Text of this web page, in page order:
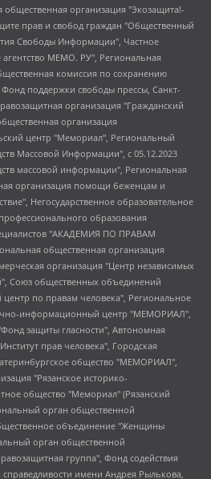
24.02.2020), Великовский Дмитрий Александрович, Долинина Ирина Николаевна, Мароховская Алеся Алексеевна, Шлейнов Роман Юрьевич, Шмагун Олеся Валентиновна, Общество с ограниченной ответственностью "Альтаир 2021", Общество с ограниченной ответственностью "Вега 2021", Общество с ограниченной ответственностью "Главный редактор 2021", Общество с ограниченной ответственностью "Ромашки монолит", Важенков Артем Валерьевич, Ивановская областная общественная организация "Центр гендерных исследований", Гурман Юрий Альбертович, Медиапроект "ОВД-Инфо", Егоров Владимир Владимирович, Жилинский Владимир Александрович, Общество с ограниченной ответственностью "ЗП", Иванова София Юрьевна, Карезина Инна Павловна, Кильтау Екатерина Викторовна, Петров Алексей Викторович, Пискунов Сергей Евгеньевич, Смирнов Сергей Сергеевич, Тихонов Михаил Сергеевич, Общество с ограниченной ответственностью "ЖУРНАЛИСТ-ИНОСТРАННЫЙ АГЕНТ", Арапова Галина Юрьевна, Вольтская Татьяна Анатольевна, Американская компания "Mason G.E.S. Anonymous Foundation" (США), являющаяся владельцем интернет-издания https://mnews.world/, Компания "Stichting Bellingcat", зарегистрированная в Нидерландах (дата регистрации 11.07.2018), Захаров Андрей Вячеславович, Клепиковская Екатерина Дмитриевна, Общество с ограниченной ответственностью "МЕМО", Перл Роман Александрович, Симонов Евгений Алексеевич, Соловьева Елена Анатольевна, Сотников Даниил Владимирович, Сурначева Елизавета Дмитриевна, Автономная некоммерческая организация по защите прав человека и информированию населения "Якутия – Наше Мнение", Общество с ограниченной ответственностью "Москоу диджитал медиа", с 26.01.2023 Общество с ограниченной ответственностью "Чайка Белые сады", Ветошкина Валерия Валерьевна, Заговора Максим Александрович, Межрегиональное общественное движение "Российская ЛГБТ - сеть", Оленичев Максим Владимирович, Павлов Иван Юрьевич, Скворцова Елена Сергеевна, Общество с ограниченной ответственностью "Как бы инагент", Кочетков Игорь Викторович, Общество с ограниченной ответственностью "Честные выборы", Еланчик Олег Александрович, Общество с ограниченной ответственностью "Нобелевский призыв", Гималова Регина Эмилевна, Григорьев Андрей Валерьевич, Григорьева Алина Александровна, Ассоциация по содействию защите прав призывников, альтернативнослужащих и военнослужащих "Правозащитная группа "Гражданин.Армия.Право", Хисамова Регина Фаритовна, Автономная некоммерческая организация по реализации социально-правовых программ "Лилит", Дальневосточное общественное движение "Маяк", Санкт-Петербургская ЛГБТ-инициативная группа "Выход", Инициативная группа ЛГБТ+ "Реверс", Алексеев Андрей Викторович, Бекбулатова Таисия Львовна, Беляев Иван Михайлович, Владыкина Елена Сергеевна, Гельман Марат Александрович, Никульшина Вероника Юрьевна, Толоконникова Надежда Андреевна, Шендерович Виктор Анатольевич, Общество с ограниченной ответственностью "Данное сообщение", Общество с ограниченной ответственностью Издательский дом "Новая глава", Айнбиндер Александра Александровна, Московский комьюнити-центр для ЛГБТ+инициатив, Благотворительный фонд развития филантропии, Deutsche Welle (Германия, Kurt-Schumacher-Strasse 3, 53113 Bonn), Борзунова Мария Михайловна, Воробьев Виктор Викторович, Голубева Анна Львовна, Константинова Алла Михайловна, Малкова Ирина Владимировна, Мурадов Мурад Абдулгалимович, Осетинская Елизавета Николаевна, Понасенков Евгений Николаевич, Ганапольский Матвей Юрьевич, Киселев Евгений Алексеевич, Борухович Ирина Григорьевна, Дремин Иван Тимофеевич, Дубровский Дмитрий Викторович, Красноярская региональная общественная организация поддержки и развития альтернативных образовательных технологий и межкультурных коммуникаций "ИНТЕРРА", Маяковская Екатерина Алексеевна, Фейгин Марк Захарович, Филимонов Андрей Викторович, Дзугкоева Регина Николаевна, Доброхотов Роман Александрович, Дудь Юрий Александрович, Елкин Сергей Владимирович, Кругликов Кирилл Игоревич, Сабунаева Мария Леонидовна, Семенов Алексей Владимирович, Шаинян Карен Багратович, Шульман Екатерина Михайловна, Асафьев Артур Валерьевич, Вахштайн Виктор Семенович, Венедиктов Алексей Алексеевич, Лушникова Екатерина Евгеньевна, Волков Леонид Михайлович, Невзоров Александр Глебович, Пархоменко Сергей Борисович, Сироткин Ярослав Николаевич, Кара-Мурза Владимир Владимирович, Баранова Наталья Владимировна, Гозман Леонид Яковлевич, Кагарлицкий Борис Юльевич, Климарев Михаил Валерьевич, Милов Владимир Станиславович, Автономная некоммерческая организация Краснодарский центр современного искусства "Типография", Моргенштерн Алишер Тагирович, Соболь Любовь Эдуардовна, Общество с ограниченной ответственностью "ЛИЗА НОРМ", Каспаров Гарри Кимович, Ходорковский Михаил Борисович, Общество с ограниченной ответственностью "Апрельские тезисы", Данилович Ирина Брониславовна, Кашин Олег Владимирович, Петров Николай Владимирович, Пивоваров Алексей Владимирович, Соколов Михаил Владимирович, Цветкова Юлия Владимировна, Чичваркин Евгений Александрович, Комитет против пыток/Команда против пыток, Общество с ограниченной ответственностью "Первый научный", Общество с ограниченной ответственностью "Вертолет и ко", Белоцерковская Вероника Борисовна, Кац Максим Евгеньевич, Лазарева Татьяна Юрьевна, Шаведдинов Руслан Табризович, Яшин Илья Валерьевич, Общество с ограниченной ответственностью "Иноагент ААВ", Алешковский Дмитрий Петрович, Альбац Евгения Марковна, Быков Дмитрий Львович, Галямина Юлия Евгеньевна, Лойко Сергей Леонидович, Мартынов Кирилл Константинович, Медведев Сергей Александрович, Крашенинников Федор Геннадиевич, Гордеева Катерина Вл